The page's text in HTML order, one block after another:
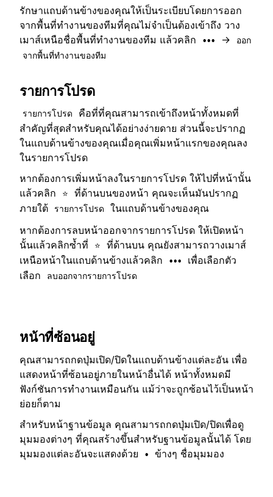
รักษาแถบด้านข้างของคุณให้เป็นระเบียบโดยการออก
จากพื้นที่ทำงานของทีมที่คุณไม่จำเป็นต้องเข้าถึง วาง
เมาส์เหนือชื่อพื้นที่ทำงานของทีม แล้วคลิก
••• →
ออก
จากพื้นที่ทำงานของทีม
รายการโปรด
รายการโปรด
คือที่ที่คุณสามารถเข้าถึงหน้าทั้งหมดที่
สำคัญที่สุดสำหรับคุณได้อย่างง่ายดาย ส่วนนี้จะปรากฏ
ในแถบด้านข้างของคุณเมื่อคุณเพิ่มหน้าแรกของคุณลง
ในรายการโปรด
หากต้องการเพิ่มหน้าลงในรายการโปรด ให้ไปที่หน้านั้น
แล้วคลิก
⭐
ที่ด้านบนของหน้า คุณจะเห็นมันปรากฏ
ภายใต้ รายการโปรด
ในแถบด้านข้างของคุณ
หากต้องการลบหน้าออกจากรายการโปรด ให้เปิดหน้า
นั้นแล้วคลิกซ้ำที่
⭐
ที่ด้านบน คุณยังสามารถวางเมาส์
เหนือหน้าในแถบด้านข้างแล้วคลิก
•••
เพื่อเลือกตัว
เลือก
ลบออกจากรายการโปรด
หน้าที่ซ้อนอยู่
คุณสามารถกดปุ่มเปิด/ปิดในแถบด้านข้างแต่ละอัน เพื่อ
แสดงหน้าที่ซ้อนอยู่ภายในหน้าอื่นได้ หน้าทั้งหมดมี
ฟังก์ชันการทำงานเหมือนกัน แม้ว่าจะถูกซ้อนไว้เป็นหน้า
ย่อยก็ตาม
สำหรับหน้าฐานข้อมูล คุณสามารถกดปุ่มเปิด/ปิดเพื่อดู
มุมมองต่างๆ ที่คุณสร้างขึ้นสำหรับฐานข้อมูลนั้นได้ โดย
มุมมองแต่ละอันจะแสดงด้วย
• ข้างๆ ชื่อมุมมอง